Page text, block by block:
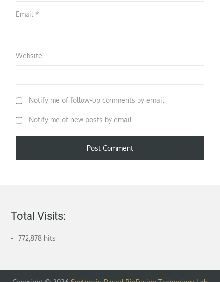
Email*
Website
Notify me of follow-up comments by email.
Notify me of new posts by email.
Total Visits:
772,878 hits